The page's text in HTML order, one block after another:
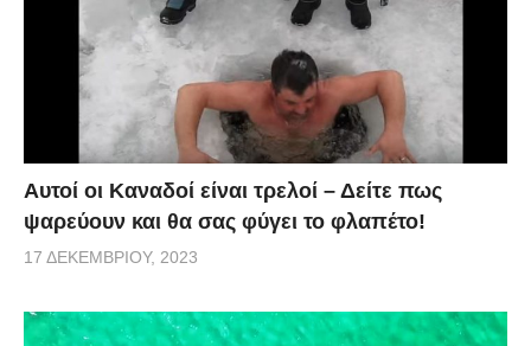
Αυτοί οι Καναδοί είναι τρελοί – Δείτε πως
ψαρεύουν και θα σας φύγει το φλαπέτο!
17 ΔΕΚΕΜΒΡΊΟΥ, 2023